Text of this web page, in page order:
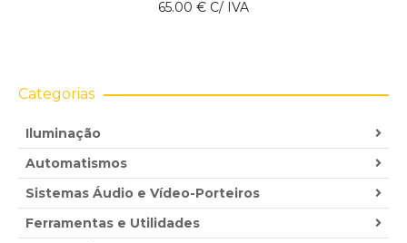
65.00 € C/ IVA
Categorias
Iluminação
Automatismos
Sistemas Áudio e Vídeo-Porteiros
Ferramentas e Utilidades